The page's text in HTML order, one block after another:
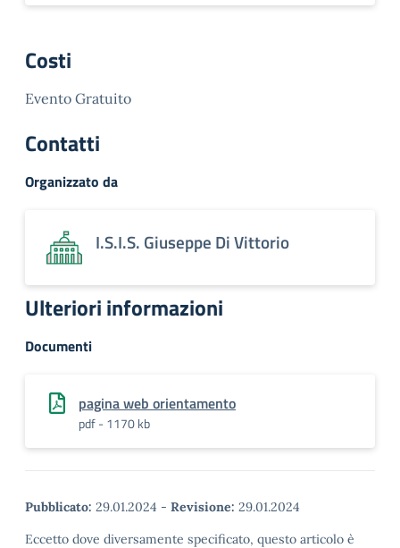
Costi
Evento Gratuito
Contatti
Organizzato da
I.S.I.S. Giuseppe Di Vittorio
Ulteriori informazioni
Documenti
pagina web orientamento
pdf - 1170 kb
Pubblicato: 29.01.2024 - Revisione: 29.01.2024
Eccetto dove diversamente specificato, questo articolo è